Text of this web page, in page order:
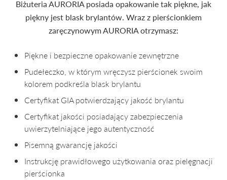
Biżuteria AURORIA posiada opakowanie tak piękne, jak
piękny jest blask brylantów. Wraz z pierścionkiem
zaręczynowym AURORIA otrzymasz:
Piękne i bezpieczne opakowanie zewnętrzne
Pudełeczko, w którym wręczysz pierścionek swoim
kolorem podkreśla blask brylantu
Certyfikat GIA potwierdzający jakość brylantu
Certyfikat jakości posiadający zabezpieczenia
uwierzytelniające jego autentyczność
Pisemną gwarancję jakości
Instrukcję prawidłowego użytkowania oraz pielęgnacji
pierścionka